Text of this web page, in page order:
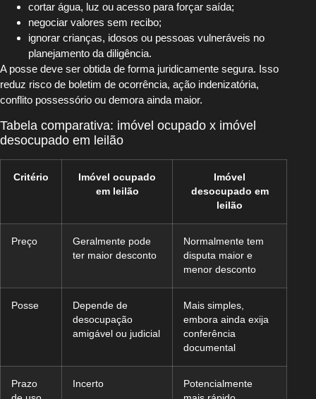
cortar água, luz ou acesso para forçar saída;
negociar valores sem recibo;
ignorar crianças, idosos ou pessoas vulneráveis no
planejamento da diligência.
A posse deve ser obtida de forma juridicamente segura. Isso
reduz risco de boletim de ocorrência, ação indenizatória,
conflito possessório ou demora ainda maior.
Tabela comparativa: imóvel ocupado x imóvel
desocupado em leilão
Critério
Imóvel ocupado
em leilão
Imóvel
desocupado em
leilão
Preço
Geralmente pode
ter maior desconto
Normalmente tem
disputa maior e
menor desconto
Posse
Depende de
desocupação
amigável ou judicial
Mais simples,
embora ainda exija
conferência
documental
Prazo
Incerto
Potencialmente